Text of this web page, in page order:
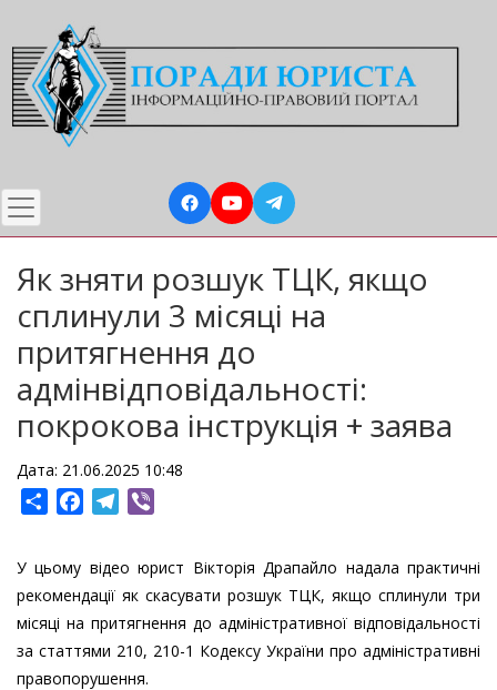
до
основного
вмісту
Як зняти розшук ТЦК, якщо
сплинули 3 місяці на
притягнення до
адмінвідповідальності:
покрокова інструкція + заява
Дата: 21.06.2025 10:48
ShareFacebookTelegram
У цьому відео юрист Вікторія Драпайло надала практичні
рекомендації як скасувати розшук ТЦК, якщо сплинули три
місяці на притягнення до адміністративної відповідальності
за статтями 210, 210-1 Кодексу України про адміністративні
правопорушення.